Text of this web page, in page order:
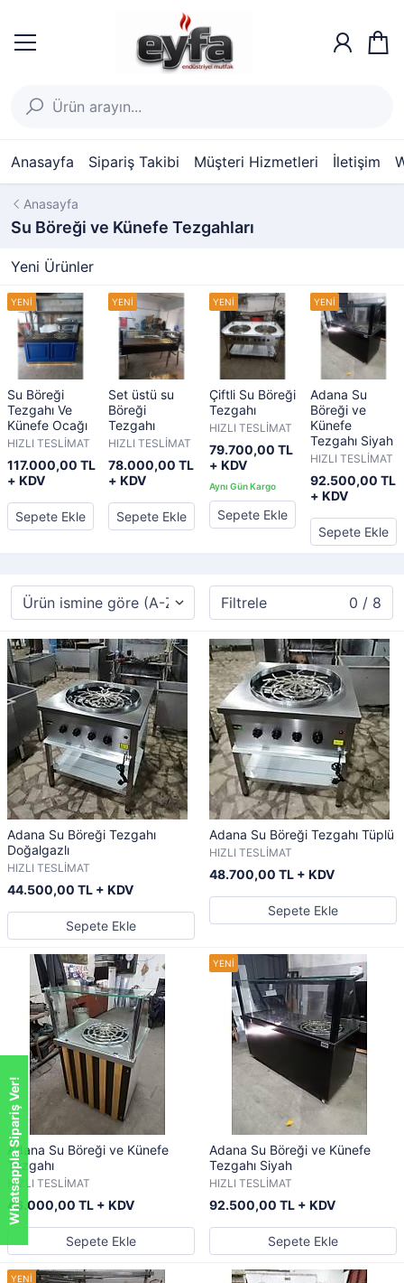
Anasayfa Sipariş Takibi Müşteri Hizmetleri İletişim
Anasayfa
Su Böreği ve Künefe Tezgahları
Yeni Ürünler
Su Böreği
Tezgahı Ve
Künefe Ocağı
HIZLI TESLİMAT
117.000,00 TL
+ KDV
Sepete Ekle
Set üstü su
Böreği
Tezgahı
HIZLI TESLİMAT
78.000,00 TL
+ KDV
Sepete Ekle
Çiftli Su Böreği
Tezgahı
HIZLI TESLİMAT
79.700,00 TL
+ KDV
Sepete Ekle
Adana Su
Böreği ve
Künefe
Tezgahı Siyah
HIZLI TESLİMAT
92.500,00 TL
+ KDV
Sepete Ekle
Filtrele 0 / 8
Adana Su Böreği Tezgahı
Doğalgazlı
HIZLI TESLİMAT
44.500,00 TL + KDV
Sepete Ekle
Adana Su Böreği Tezgahı Tüplü
HIZLI TESLİMAT
48.700,00 TL + KDV
Sepete Ekle
Adana Su Böreği ve Künefe
Tezgahı
HIZLI TESLİMAT
46.000,00 TL + KDV
Sepete Ekle
Adana Su Böreği ve Künefe
Tezgahı Siyah
HIZLI TESLİMAT
92.500,00 TL + KDV
Sepete Ekle
Whatsappla Sipariş Ver!